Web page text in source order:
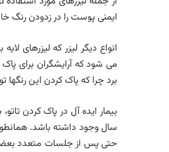
ایمنی پوست را در زدودن رنگ خالکوبی کمک
می شود که آرایشگران برای
برد چرا که پاک کردن این
حتی پس از جلسات متعدد بعضی